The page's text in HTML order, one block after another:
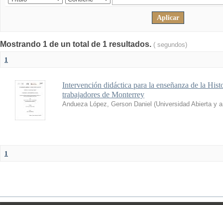
Mostrando 1 de un total de 1 resultados. ( segundos)
1
Intervención didáctica para la enseñanza de la
trabajadores de Monterrey
Andueza López, Gerson Daniel (Universidad Abierta y
1